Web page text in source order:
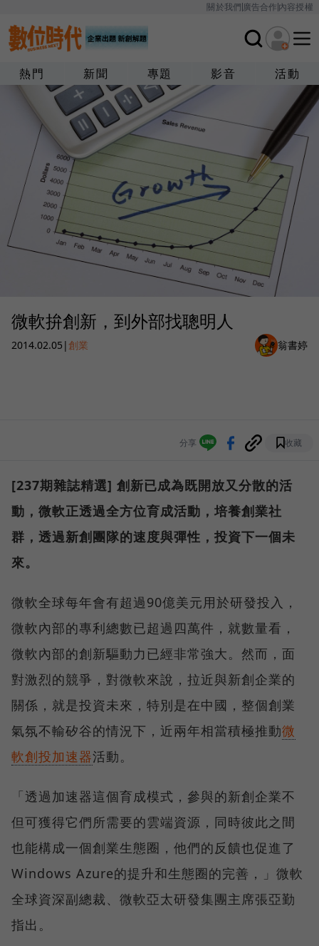
關於我們廣告合作內容授權
熱門 新聞 專題 影音 活動
微軟拚創新，到外部找聰明人
2014.02.05 |創業 翁書婷
分享 收藏
[237期雜誌精選] 創新已成為既開放又分散的活
動，微軟正透過全方位育成活動，培養創業社
群，透過新創團隊的速度與彈性，投資下一個未
來。
微軟全球每年會有超過90億美元用於研發投入，
微軟內部的專利總數已超過四萬件，就數量看，
微軟內部的創新驅動力已經非常強大。然而，面
對激烈的競爭，對微軟來說，拉近與新創企業的
關係，就是投資未來，特別是在中國，整個創業
氣氛不輸矽谷的情況下，近兩年相當積極推動微
軟創投加速器活動。
「透過加速器這個育成模式，參與的新創企業不
但可獲得它們所需要的雲端資源，同時彼此之間
也能構成一個創業生態圈，他們的反饋也促進了
Windows Azure的提升和生態圈的完善，」微軟
全球資深副總裁、微軟亞太研發集團主席張亞勤
指出。